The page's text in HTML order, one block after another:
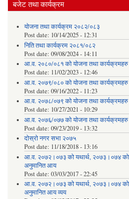
बजेट तथा कार्यक्रम
योजना तथा कार्यक्रम २०८२/०८३
Post date: 10/14/2025 - 12:31
निति तथा कार्यक्रम २०८१/०८२
Post date: 09/08/2024 - 14:11
आ.व. २०८०/०८१ को योजना तथा कार्यक्रमहरु
Post date: 11/02/2023 - 12:46
आ.व. २०७९/०८० को योजना तथा कार्यक्रमहरु
Post date: 09/16/2022 - 11:23
आ.व. २०७८/०७९ को योजना तथा कार्यक्रमहरु
Post date: 10/27/2021 - 10:29
आ.व. २०७६/०७७ को योजना तथा कार्यक्रमहरु
Post date: 09/23/2019 - 13:32
दोस्रो नगर सभा २०७५
Post date: 11/18/2018 - 13:16
आ.व. २०७२।०७३ को यथार्थ, २०७३।०७४
अनुमानित आय
Post date: 03/03/2017 - 22:45
आ.व. २०७२।०७३ को यथार्थ, २०७३।०७४
अनुमानित आय व्यय